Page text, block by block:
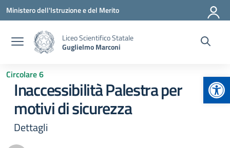
Vai ai contenuti
Vai al menu di navigazione
Vai al footer
Ministero dell'Istruzione e del Merito
Liceo Scientifico Statale
Guglielmo Marconi
Circolare 6
Inaccessibilità Palestra per
motivi di sicurezza
Dettagli